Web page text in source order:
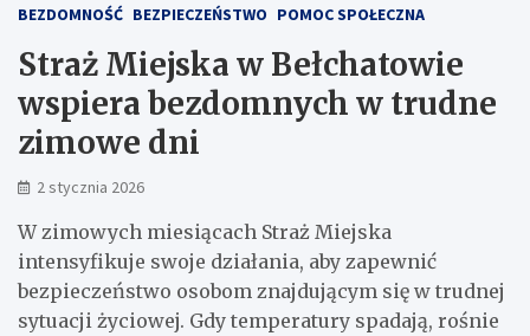
BEZDOMNOŚĆ BEZPIECZEŃSTWO POMOC SPOŁECZNA
Straż Miejska w Bełchatowie
wspiera bezdomnych w trudne
zimowe dni
2 stycznia 2026
W zimowych miesiącach Straż Miejska
intensyfikuje swoje działania, aby zapewnić
bezpieczeństwo osobom znajdującym się w trudnej
sytuacji życiowej. Gdy temperatury spadają, rośnie